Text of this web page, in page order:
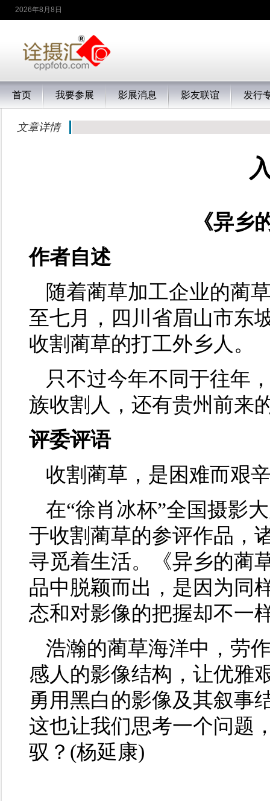
2026年8月8日
首页 我要参展 影展消息 影友联谊 发行
文章详情
《异
作者自述
随着蔺草加工企业的蔺
至七月，四川省眉山市东
收割蔺草的打工外乡人。
只不过今年不同于往年
族收割人，还有贵州前
评委评语
收割蔺草，是困难而艰
在“徐肖冰杯”全国摄影
于收割蔺草的参评作品，
寻觅着生活。《异乡的蔺
品中脱颖而出，是因为同
态和对影像的把握却不一
浩瀚的蔺草海洋中，劳
感人的影像结构，让优雅
勇用黑白的影像及其叙事
这也让我们思考一个问题
驭？(杨延康)